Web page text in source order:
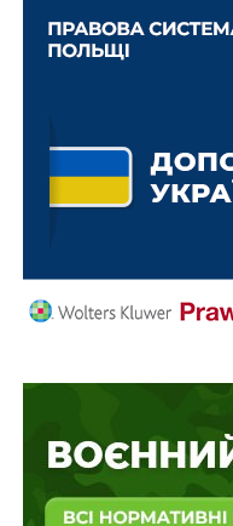
Наглядова
може
одноособового…
Орденом
В дохід
одержане за
Припущення та
мережі
ПОВ'ЯЗАНІ ТЕМИ:
ГОСПОДАРСЬКИЙ